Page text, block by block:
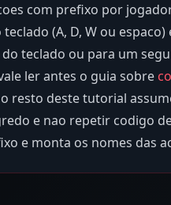
com prefixo por
teclado (A, D, W ou espaco)
teclado ou para um
ler antes o guia sobre
resto deste tutorial
e nao repetir codigo
e monta os nomes das